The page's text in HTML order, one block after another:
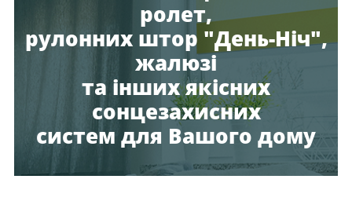
ролет,
рулонних штор "День-Ніч",
жалюзі
та інших якісних
сонцезахисних
систем для Вашого дому